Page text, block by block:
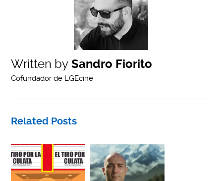
Written by Sandro Fiorito
Cofundador de LGEcine
Related Posts